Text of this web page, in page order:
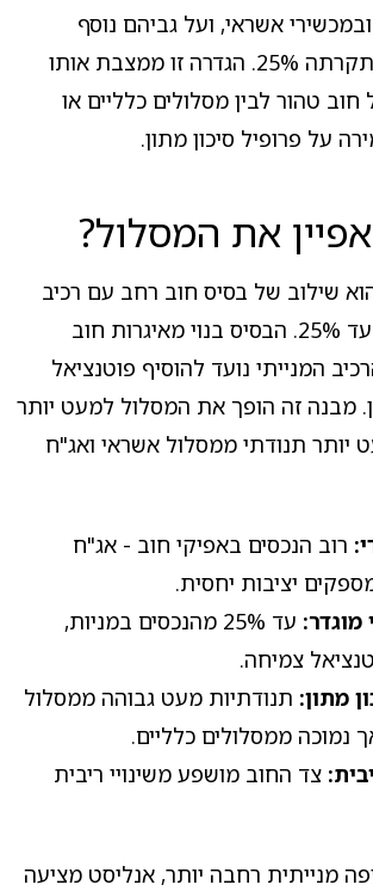
אשראי, ועל גביהם נוסף
"שכבת" מניות שתקרתה 25%. הגדרה זו ממצבת אותו
טהור לבין מסלולים כלליים או
על פרופיל סיכון מתון.
את המסלול?
שילוב של בסיס חוב רחב עם רכיב
מנייתי מוגדר של עד 25%. הבסיס בנוי מאיגרות חוב
המנייתי נועד להוסיף פוטנציאל
מבנה זה הופך את המסלול למעט יותר
יותר תנודתי ממסלול אשראי ואג"ח
רוב הנכסים באפיקי חוב - אג"ח
יציבות יחסית.
מוגדר:
עד 25% מהנכסים במניות,
צמיחה.
מתון: תנודתיות מעט גבוהה ממסלול
נמוכה ממסלולים כלליים.
צד החוב מושפע משינויי ריבית
מנייתית רחבה יותר, אנליסט מציעה